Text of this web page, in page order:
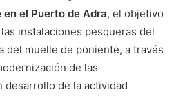
en el Puerto de Adra, el objetivo
instalaciones pesqueras del
del muelle de poniente, a través
de las
desarrollo de la actividad